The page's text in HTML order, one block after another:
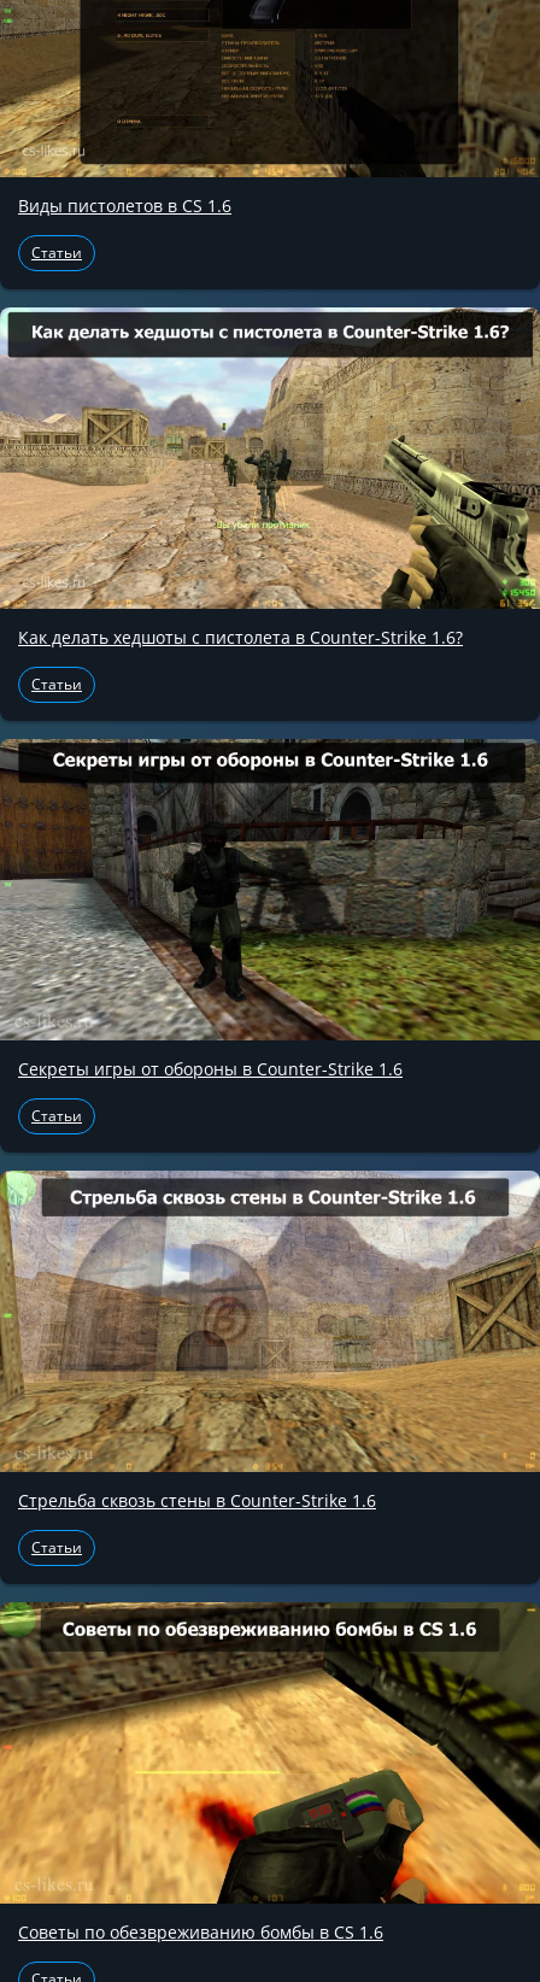
Виды пистолетов в CS 1.6
Статьи
Как делать хедшоты с пистолета в Counter-Strike 1.6?
Статьи
Секреты игры от обороны в Counter-Strike 1.6
Статьи
Стрельба сквозь стены в Counter-Strike 1.6
Статьи
Советы по обезвреживанию бомбы в CS 1.6